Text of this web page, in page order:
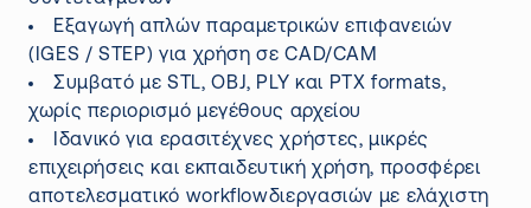
Εξαγωγή απλών παραμετρικών επιφανειών
(IGES / STEP) για χρήση σε CAD/CAM
Συμβατό με STL, OBJ, PLY και PTX formats,
χωρίς περιορισμό μεγέθους αρχείου
Ιδανικό για ερασιτέχνες χρήστες, μικρές
επιχειρήσεις και εκπαιδευτική χρήση, προσφέρει
αποτελεσματικό workflowδιεργασιών με ελάχιστη